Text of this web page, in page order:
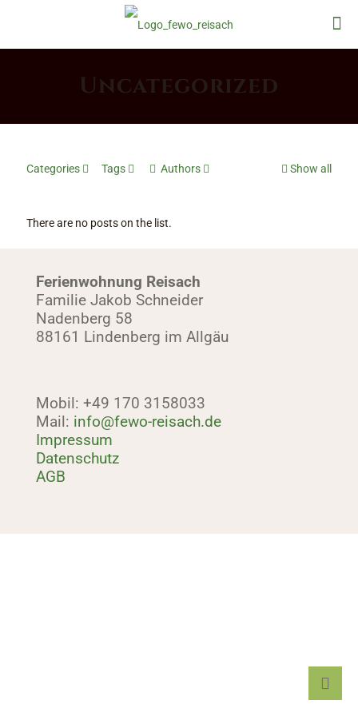
Uncategorized
Categories Tags Authors Show all
There are no posts on the list.
Ferienwohnung Reisach
Familie Jakob Schneider
Nadenberg 58
88161 Lindenberg im Allgäu
Mobil: +49 170 3158033
Mail: info@fewo-reisach.de
Impressum
Datenschutz
AGB